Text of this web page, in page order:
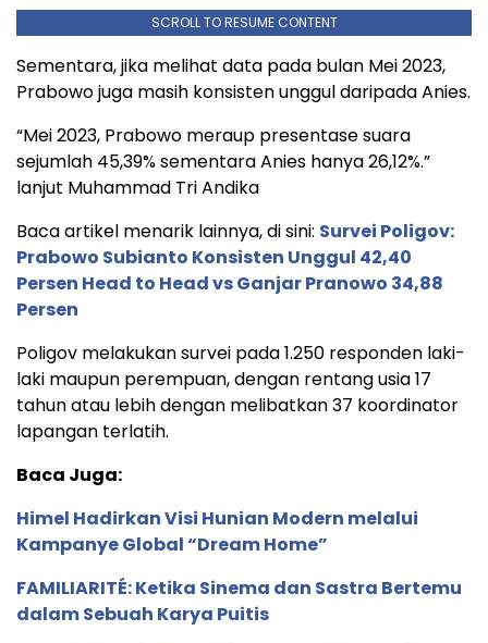
SCROLL TO RESUME CONTENT
Sementara, jika melihat data pada bulan Mei 2023,
Prabowo juga masih konsisten unggul daripada Anies.
“Mei 2023, Prabowo meraup presentase suara
sejumlah 45,39% sementara Anies hanya 26,12%.”
lanjut Muhammad Tri Andika
Baca artikel menarik lainnya, di sini: Survei Poligov:
Prabowo Subianto Konsisten Unggul 42,40
Persen Head to Head vs Ganjar Pranowo 34,88
Persen
Poligov melakukan survei pada 1.250 responden laki-
laki maupun perempuan, dengan rentang usia 17
tahun atau lebih dengan melibatkan 37 koordinator
lapangan terlatih.
Baca Juga:
Himel Hadirkan Visi Hunian Modern melalui
Kampanye Global “Dream Home”
FAMILIARITÉ: Ketika Sinema dan Sastra Bertemu
dalam Sebuah Karya Puitis